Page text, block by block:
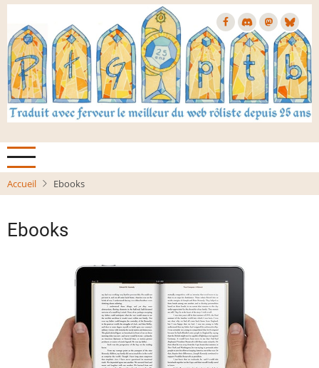
Aller
contenu
principal
Accueil Ebooks
Ebooks